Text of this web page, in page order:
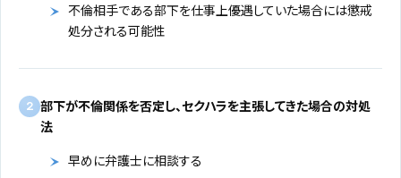
不倫相手である部下を仕事上優遇していた場合には懲戒
処分される可能性
2 部下が不倫関係を否定し、セクハラを主張してきた場合の対処
法
早めに弁護士に相談する